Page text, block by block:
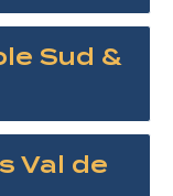
Sud &
Val de